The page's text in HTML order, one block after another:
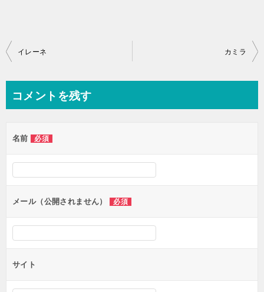
投
ビ
ー
シ
ョ
ン
イレーネ カミラ
コメントを残す
名前 必須
メール（公開されません） 必須
サイト